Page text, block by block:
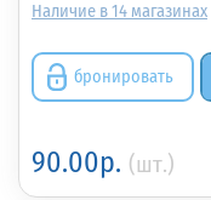
14
бронировать
90.00р. (шт.)